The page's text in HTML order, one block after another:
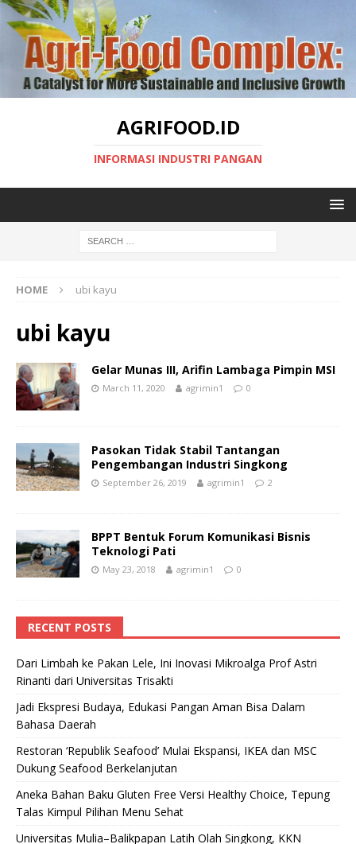
AGRIFOOD.ID
INFORMASI INDUSTRI PANGAN
HOME ubi kayu
ubi kayu
Gelar Munas III, Arifin Lambaga Pimpin MSI
March 11, 2020 agrimin1 0
Pasokan Tidak Stabil Tantangan
Pengembangan Industri Singkong
September 26, 2019 agrimin1 2
BPPT Bentuk Forum Komunikasi Bisnis
Teknologi Pati
May 23, 2018 agrimin1 0
RECENT POSTS
Dari Limbah ke Pakan Lele, Ini Inovasi Mikroalga Prof Astri
Rinanti dari Universitas Trisakti
Jadi Ekspresi Budaya, Edukasi Pangan Aman Bisa Dalam
Bahasa Daerah
Restoran ‘Republik Seafood’ Mulai Ekspansi, IKEA dan MSC
Dukung Seafood Berkelanjutan
Aneka Bahan Baku Gluten Free Versi Healthy Choice, Tepung
Talas Kimpul Pilihan Menu Sehat
Universitas Mulia–Balikpapan Latih Olah Singkong, KKN